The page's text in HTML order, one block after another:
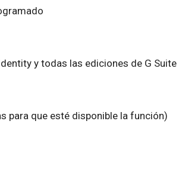
y todas las ediciones de G Suite
para que esté disponible la función)